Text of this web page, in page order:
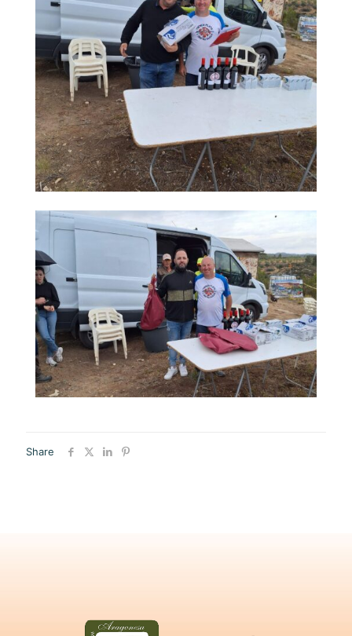
Share